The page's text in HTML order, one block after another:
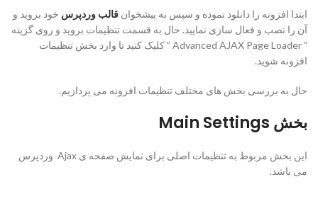
ابتدا افزونه را دانلود نموده و سپس به پیشخوان قالب وردپرس خود بروید و
آن را نصب و فعال سازی نمایید. حال به قسمت تنظیمات بروید و روی گزینه
” Advanced AJAX Page Loader ” کلیک کنید تا وارد بخش تنظیمات
افزونه شوید.
حال به بررسی بخش های مختلف تنظیمات افزونه می پردازیم.
بخش Main Settings
این بخش مربوط به تنظیمات اصلی برای نمایش صفحه ی Ajax وردپرس
می باشد.